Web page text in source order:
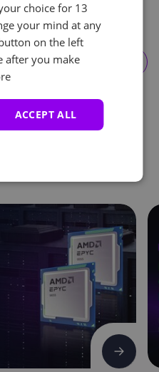
nouvelles
choice for 13
your mind at any
on the left
after you make
ACCEPT ALL